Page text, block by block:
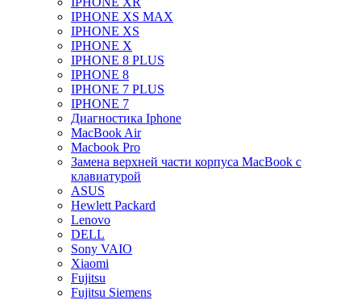
IPHONE XS MAX
IPHONE XS
IPHONE X
IPHONE 8 PLUS
IPHONE 8
IPHONE 7 PLUS
IPHONE 7
Диагностика Iphone
MacBook Air
Macbook Pro
Замена верхней части корпуса MacBook с
клавиатурой
ASUS
Hewlett Packard
Lenovo
DELL
Sony VAIO
Xiaomi
Fujitsu
Fujitsu Siemens